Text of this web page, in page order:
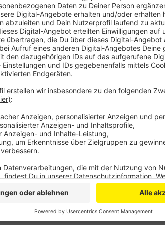
Denn, wie die Stadt erklärte, stehe eine
Personalbedarf. Auch der Andrang bei
Das Personal der Hotline soll daher
zum 30. Juni eingestellt werden soll. Die